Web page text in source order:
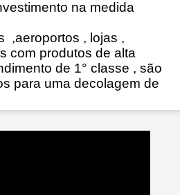
na medida
,aeroportos , lojas ,
com produtos de alta
de 1° classe , são
para uma decolagem de